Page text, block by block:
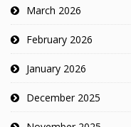
March 2026
February 2026
January 2026
December 2025